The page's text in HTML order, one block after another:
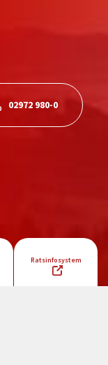
02972 980-0
Ratsinfosystem